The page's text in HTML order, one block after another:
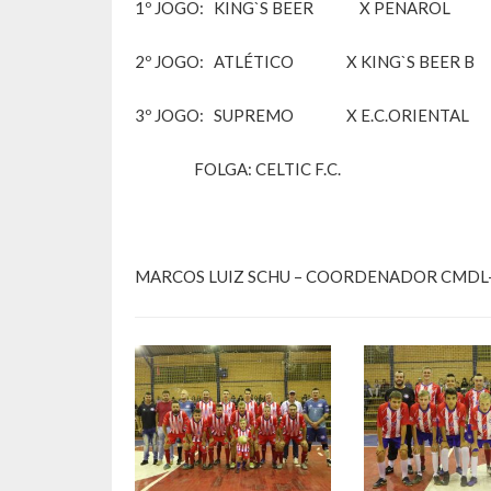
1º JOGO: KING`S BEER X PENAROL
2º JOGO: ATLÉTICO X KING`S BEER B
3º JOGO: SUPREMO X E.C.ORIENTAL
FOLGA: CELTIC F.C.
MARCOS LUIZ SCHU – COORDENADOR